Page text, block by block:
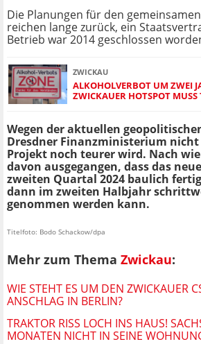
Die Planungen für den
reichen lange zurück, ein
Betrieb war 2014 geschlossen
ZWICKAU
ALKOHOLVERBOT UM ZWEI
ZWICKAUER HOTSPOT
Wegen der aktuellen
Dresdner Finanzministerium nicht
Projekt noch teurer wird. Nach
davon ausgegangen, dass das
zweiten Quartal 2024 baulich
dann im zweiten Halbjahr
genommen werden kann.
Titelfoto: Bodo Schackow/dpa
Mehr zum Thema Zwickau:
WIE STEHT ES UM DEN ZWICKAUER
ANSCHLAG IN BERLIN?
TRAKTOR RISS LOCH INS HAUS!
MONATEN NICHT IN SEINE